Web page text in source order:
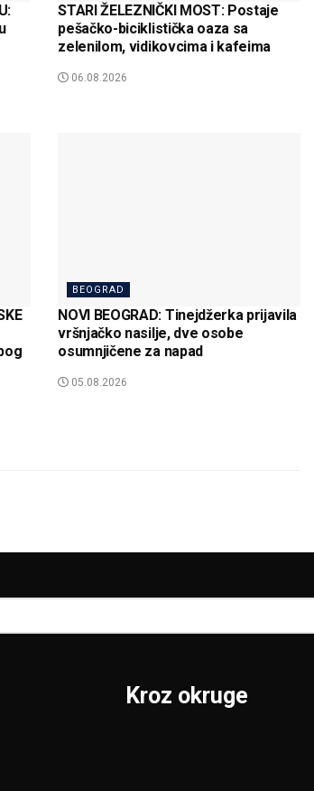
STARI ŽELEZNIČKI MOST: Postaje
pešačko-biciklistička oaza sa
zelenilom, vidikovcima i kafeima
06.08.2026
BEOGRAD
NOVI BEOGRAD: Tinejdžerka prijavila
vršnjačko nasilje, dve osobe
osumnjičene za napad
05.08.2026
Kroz okruge